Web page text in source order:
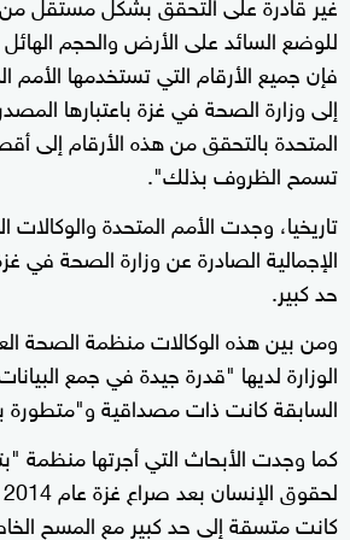
للوضع السائد على الأرض والحجم
فإن جميع الأرقام التي تستخدمها
إلى وزارة الصحة في غزة باعتبارها
المتحدة بالتحقق من هذه الأرقام إلى
تسمح الظروف بذلك".
تاريخيا، وجدت الأمم المتحدة والوكالات
الإجمالية الصادرة عن وزارة الصحة في
حد كبير.
ومن بين هذه الوكالات منظمة الصحة
الوزارة لديها "قدرة جيدة في جمع
السابقة كانت ذات مصداقية
كما وجدت الأبحاث التي أجرتها منظمة
كانت متسقة إلى حد كبير مع المسح